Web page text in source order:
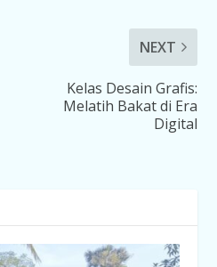
NEXT
Kelas Desain Grafis:
Melatih Bakat di Era
Digital